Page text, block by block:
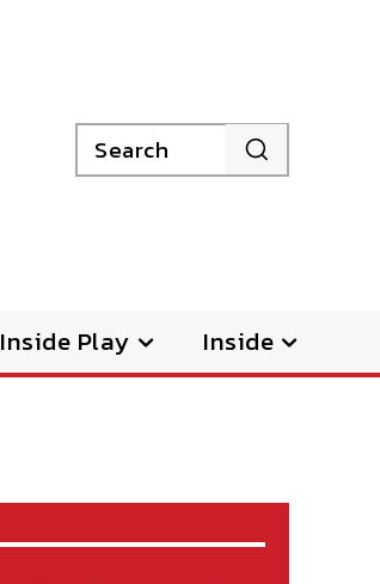
Search
Inside Play Inside